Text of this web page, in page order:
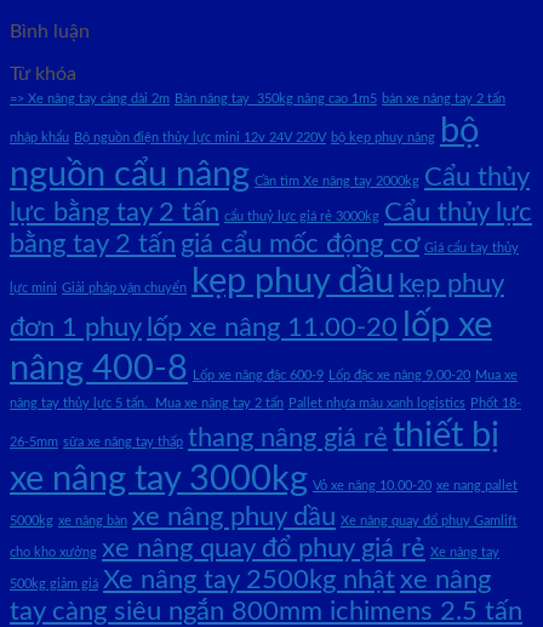
Bình luận
Từ khóa
=> Xe nâng tay càng dài 2m Bàn nâng tay 350kg nâng cao 1m5 bán xe nâng tay 2 tấn
nhập khẩu Bộ nguồn điện thủy lực mini 12v 24V 220V bộ kẹp phuy nâng
bộ
nguồn cẩu nâng Cần tìm Xe nâng tay 2000kg Cẩu thủy
lực bằng tay 2 tấn cẩu thuỷ lực giá rẻ 3000kg Cẩu thủy lực
bằng tay 2 tấn giá cẩu mốc động cơ Giá cẩu tay thủy
lực mini Giải pháp vận chuyển kẹp phuy dầu kẹp phuy
đơn 1 phuy lốp xe nâng 11.00-20 lốp xe
nâng 400-8
Lốp xe nâng đặc 600-9 Lốp đặc xe nâng 9.00-20 Mua xe
nâng tay thủy lực 5 tấn. Mua xe nâng tay 2 tấn Pallet nhựa màu xanh logistics Phốt 18-
26-5mm sữa xe nâng tay thấp thang nâng giá rẻ thiết bị
xe nâng tay 3000kg Vỏ xe nâng 10.00-20 xe nang pallet
5000kg xe nâng bàn xe nâng phuy dầu Xe nâng quay đổ phuy Gamlift
cho kho xưởng xe nâng quay đổ phuy giá rẻ Xe nâng tay
500kg giảm giá Xe nâng tay 2500kg nhậtxe nâng
tay càng siêu ngắn 800mm ichimens 2.5 tấn